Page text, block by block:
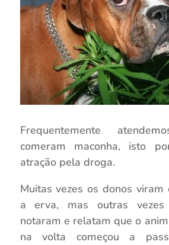
Frequentemente
comeram maconha, isto
atração pela droga.
Muitas vezes os donos
a erva, mas outras
notaram e relatam que o
na volta começou a